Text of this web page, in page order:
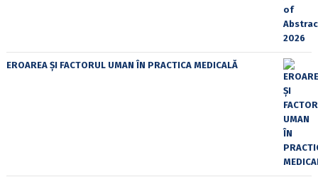
EROAREA ȘI FACTORUL UMAN ÎN PRACTICA MEDICALĂ